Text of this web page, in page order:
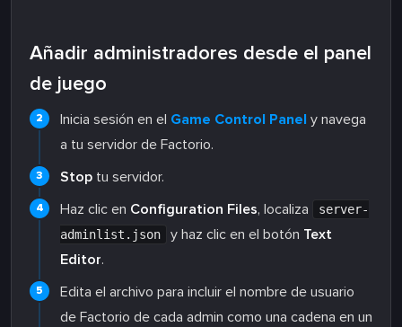
Añadir administradores desde el panel
de juego
Inicia sesión en el Game Control Panel y navega
a tu servidor de Factorio.
Stop tu servidor.
Haz clic en Configuration Files, localiza
server-
adminlist.json
y haz clic en el botón Text
Editor.
Edita el archivo para incluir el nombre de usuario
de Factorio de cada admin como una cadena en un